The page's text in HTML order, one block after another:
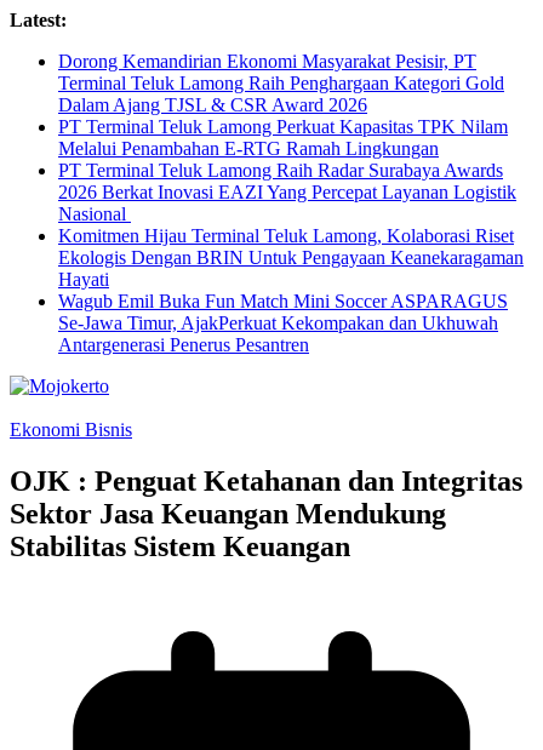
Skip
content
Latest:
Dorong Kemandirian Ekonomi Masyarakat Pesisir, PT
Terminal Teluk Lamong Raih Penghargaan Kategori Gold
Dalam Ajang TJSL & CSR Award 2026
PT Terminal Teluk Lamong Perkuat Kapasitas TPK Nilam
Melalui Penambahan E-RTG Ramah Lingkungan
PT Terminal Teluk Lamong Raih Radar Surabaya Awards
2026 Berkat Inovasi EAZI Yang Percepat Layanan Logistik
Nasional
Komitmen Hijau Terminal Teluk Lamong, Kolaborasi Riset
Ekologis Dengan BRIN Untuk Pengayaan Keanekaragaman
Hayati
Wagub Emil Buka Fun Match Mini Soccer ASPARAGUS
Se-Jawa Timur, AjakPerkuat Kekompakan dan Ukhuwah
Antargenerasi Penerus Pesantren
Ekonomi Bisnis
OJK : Penguat Ketahanan dan Integritas
Sektor Jasa Keuangan Mendukung
Stabilitas Sistem Keuangan